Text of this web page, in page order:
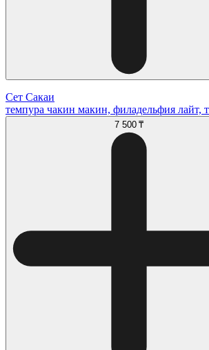
Сет Сакаи
темпура чакин макин, филадельфия лайт,
7 500 ₸